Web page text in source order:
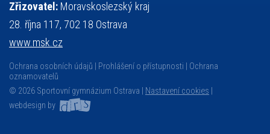
Zřizovatel: Moravskoslezský kraj
28. října 117, 702 18 Ostrava
www.msk.cz
Ochrana osobních údajů Prohlášení o přístupnosti
Ochrana
oznamovatelů
© 2026 Sportovní gymnázium Ostrava |
Nastavení cookies
webdesign by